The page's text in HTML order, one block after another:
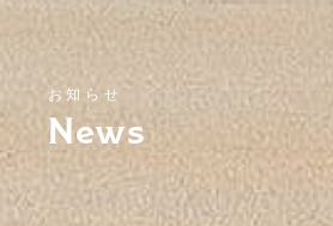
お知らせ
News